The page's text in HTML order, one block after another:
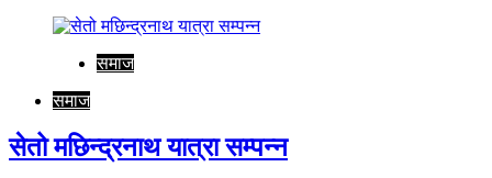
समाज
समाज
सेतो मछिन्द्रनाथ यात्रा सम्पन्न